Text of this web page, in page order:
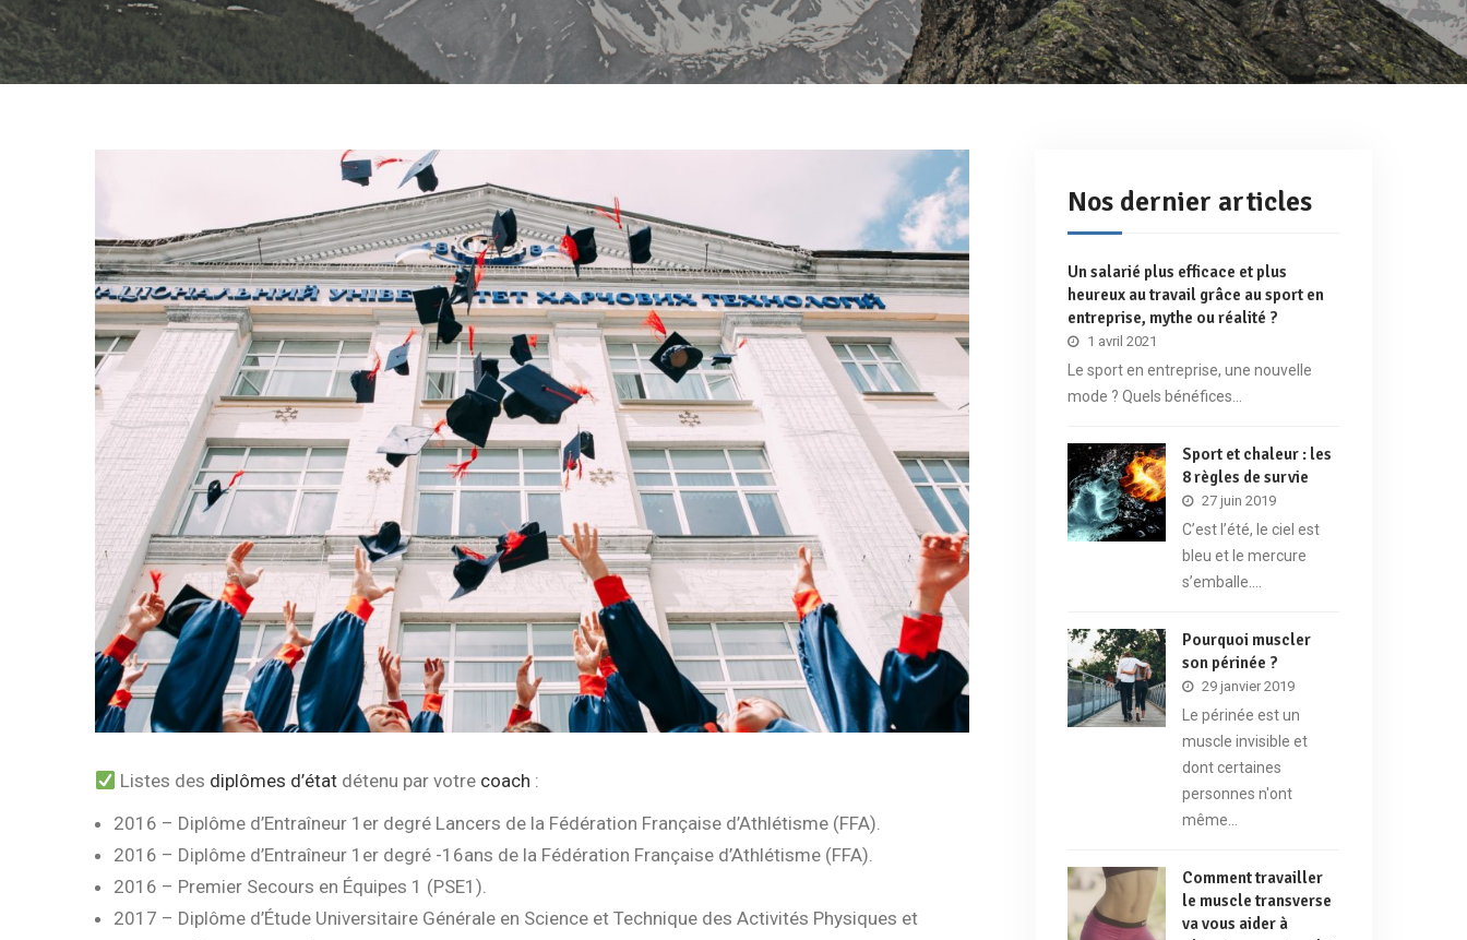
Listes des diplômes d’état détenu par votre coach :
2016 – Diplôme d’Entraîneur 1er degré Lancers de la Fédération Française d’Athlétisme (FFA).
2016 – Diplôme d’Entraîneur 1er degré -16ans de la Fédération Française d’Athlétisme (FFA).
2016 – Premier Secours en Équipes 1 (PSE1).
2017 – Diplôme d’Étude Universitaire Générale en Science et Technique des Activités Physiques et
Nos dernier articles
Un salarié plus efficace et plus
heureux au travail grâce au sport en
entreprise, mythe ou réalité ?
1 avril 2021
Le sport en entreprise, une nouvelle
mode ? Quels bénéfices…
Sport et chaleur : les
8 règles de survie
27 juin 2019
C’est l’été, le ciel est
bleu et le mercure
s’emballe.…
Pourquoi muscler
son périnée ?
29 janvier 2019
Le périnée est un
muscle invisible et
dont certaines
personnes n'ont
même…
Comment travailler
le muscle transverse
va vous aider à